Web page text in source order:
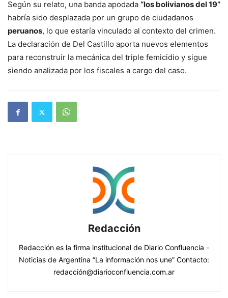
Según su relato, una banda apodada “los bolivianos del 19”
habría sido desplazada por un grupo de ciudadanos
peruanos, lo que estaría vinculado al contexto del crimen.
La declaración de Del Castillo aporta nuevos elementos
para reconstruir la mecánica del triple femicidio y sigue
siendo analizada por los fiscales a cargo del caso.
Redacción
Redacción es la firma institucional de Diario Confluencia -
Noticias de Argentina “La información nos une” Contacto:
redacción@diarioconfluencia.com.ar